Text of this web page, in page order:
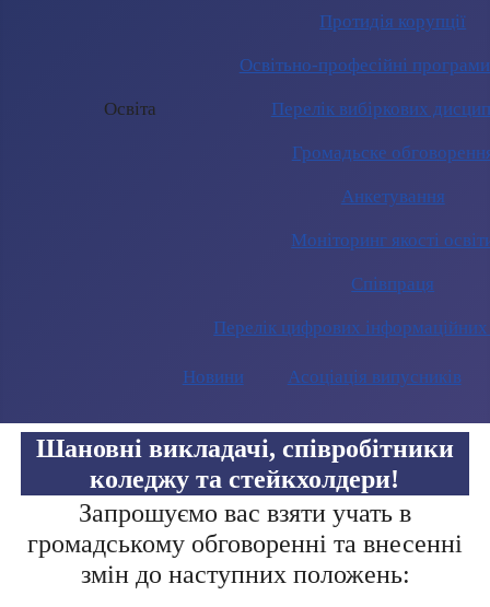
Освіта
Протидія корупції
Освітьно-професійні
Перелік вибіркових
Громадьске
Анкетування
Моніторинг якості
Співпраця
Перелік цифрових інформаційних
Новини Асоціація випусників
Шановні викладачі, співробітники
коледжу та стейкхолдери!
Запрошуємо вас взяти учать в
громадському обговоренні та внесенні
змін до наступних положень: